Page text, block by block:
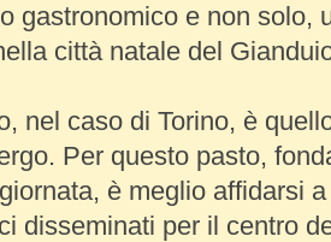
gastronomico e non solo,
città natale del
nel caso di Torino, è
Per questo pasto,
è meglio affidarsi
disseminati per il centro